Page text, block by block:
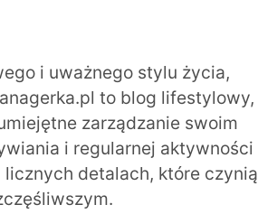
i uważnego stylu życia,
to blog lifestylowy,
zarządzanie swoim
i regularnej aktywności
detalach, które czynią